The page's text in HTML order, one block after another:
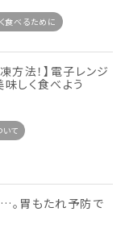
食べるために
方法！】電子レンジ
しく食べよう
て
。胃もたれ予防で